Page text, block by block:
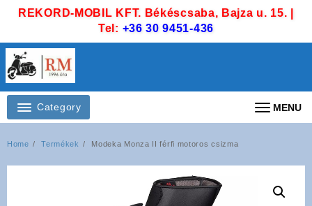
REKORD-MOBIL KFT. Békéscsaba, Bajza u. 15. |
Tel: +36 30 9451-436
Category MENU
Home Termékek Modeka Monza II férfi motoros csizma